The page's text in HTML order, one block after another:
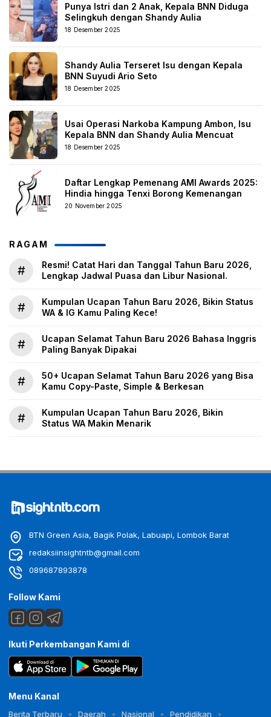
Punya Istri dan 2 Anak, Kepala BNN Diduga
Selingkuh dengan Shandy Aulia
18 Desember 2025
Shandy Aulia Terseret Isu dengan Kepala
BNN Suyudi Ario Seto
18 Desember 2025
Usai Operasi Narkoba Kampung Ambon, Isu
Kepala BNN dan Shandy Aulia Mencuat
18 Desember 2025
Daftar Lengkap Pemenang AMI Awards 2025:
Hindia hingga Tenxi Borong Kemenangan
20 November 2025
RAGAM
#
Resmi! Catat Hari dan Tanggal Tahun Baru 2026,
Lengkap Jadwal Puasa dan Libur Nasional.
#
Kumpulan Ucapan Tahun Baru 2026, Bikin Status
WA & IG Kamu Paling Kece!
#
Ucapan Selamat Tahun Baru 2026 Bahasa Inggris
Paling Banyak Dipakai
#
50+ Ucapan Selamat Tahun Baru 2026 yang Bisa
Kamu Copy-Paste, Simple & Berkesan
#
Kumpulan Ucapan Tahun Baru 2026, Bikin
Status WA Makin Menarik
BTN Green Asia, Bagik Polak, Labuapi, Lombok Barat
redaksiinsightntb@gmail.com
089687893878
Follow Kami
Ikuti Perkembangan Kami di
Menu Kanal
Berita Terbaru Daerah Nasional Pendidikan